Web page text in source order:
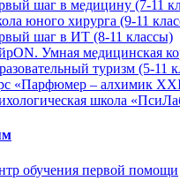
шаг в медицину (7-11
юного хирурга (9-11
шаг в ИТ (8-11 классы)
Умная медицинская
туризм (5-11
«Парфюмер – алхимик XXI
школа
обучения первой помощи